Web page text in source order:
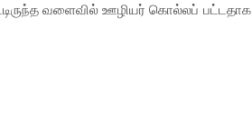
வளைவில் ஊழியர் கொல்லப் பட்டதாக